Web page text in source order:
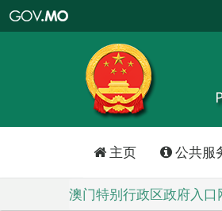
特
政
区
政
口
主页 公共服
澳门特别行政区政府入口